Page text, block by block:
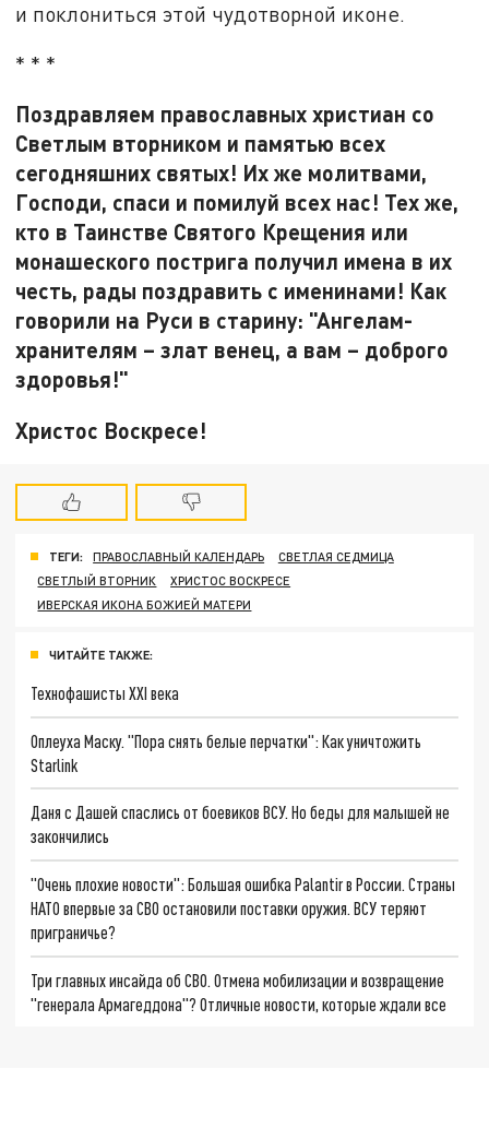
и поклониться этой чудотворной иконе.
* * *
Поздравляем православных христиан со
Светлым вторником и памятью всех
сегодняшних святых! Их же молитвами,
Господи, спаси и помилуй всех нас! Тех же,
кто в Таинстве Святого Крещения или
монашеского пострига получил имена в их
честь, рады поздравить с именинами! Как
говорили на Руси в старину: "Ангелам-
хранителям – злат венец, а вам – доброго
здоровья!"
Христос Воскресе!
ТЕГИ: ПРАВОСЛАВНЫЙ КАЛЕНДАРЬ
СВЕТЛАЯ СЕДМИЦА
СВЕТЛЫЙ ВТОРНИК
ХРИСТОС ВОСКРЕСЕ
ИВЕРСКАЯ ИКОНА БОЖИЕЙ МАТЕРИ
ЧИТАЙТЕ ТАКЖЕ:
Технофашисты XXI века
Оплеуха Маску. "Пора снять белые перчатки": Как уничтожить
Starlink
Даня с Дашей спаслись от боевиков ВСУ. Но беды для малышей не
закончились
"Очень плохие новости": Большая ошибка Palantir в России. Страны
НАТО впервые за СВО остановили поставки оружия. ВСУ теряют
приграничье?
Три главных инсайда об СВО. Отмена мобилизации и возвращение
"генерала Армагеддона"? Отличные новости, которые ждали все